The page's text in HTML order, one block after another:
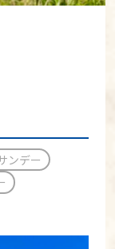
ンデー